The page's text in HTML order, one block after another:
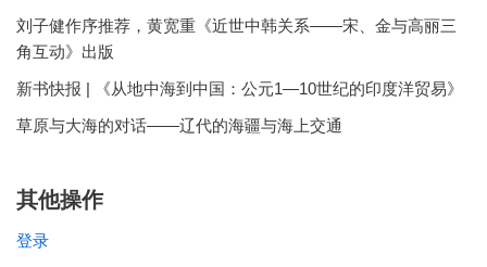
刘子健作序推荐，黄宽重《近世中韩关系——宋、金与高丽三
角互动》出版
新书快报 | 《从地中海到中国：公元1—10世纪的印度洋贸易》
草原与大海的对话——辽代的海疆与海上交通
其他操作
登录